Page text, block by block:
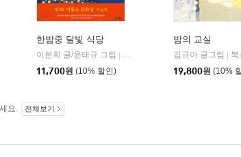
즈덤하우스
한밤중 달빛 식당
이분희 글/윤태규 그림
비룡소
11,700원 (10% 할인)
밤의 교실
김규아 글그림
북스
19,800원 (10%
요. 전체보기